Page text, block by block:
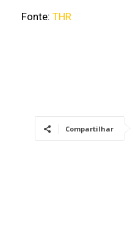
Fonte: THR
Compartilhar